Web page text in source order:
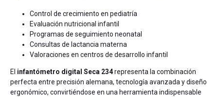
Control de crecimiento en pediatría
Evaluación nutricional infantil
Programas de seguimiento neonatal
Consultas de lactancia materna
Valoraciones en centros de desarrollo infantil
El infantómetro digital Seca 234representa la combinación
perfecta entre precisión alemana, tecnología avanzada y diseño
ergonómico, convirtiéndose en una herramienta indispensable